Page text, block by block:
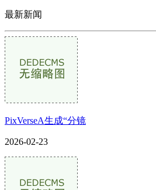
最新新闻
PixVerseA生成“分镜
2026-02-23